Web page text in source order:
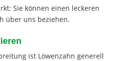
Sie können einen leckeren
über uns beziehen.
ist Löwenzahn generell